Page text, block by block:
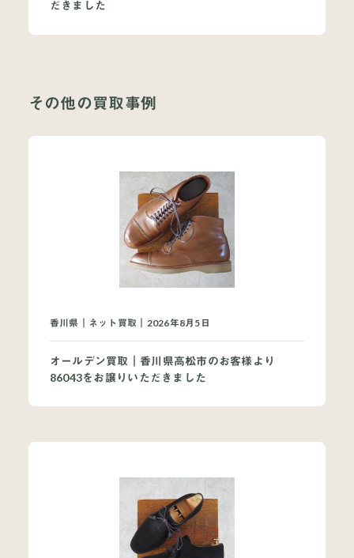
よくあるご質問
オンラインショップ
だきました
その他の買取事例
香川県｜ネット買取｜2026年8月5日
オールデン買取｜香川県高松市のお客様より
86043をお譲りいただきました